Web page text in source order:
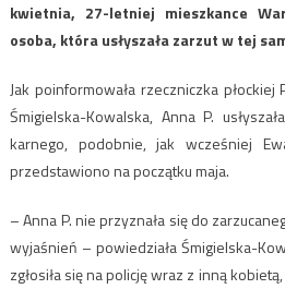
kwietnia, 27-letniej mieszkance
osoba, która usłyszała zarzut w tej
Jak poinformowała rzeczniczka
Śmigielska-Kowalska, Anna P.
karnego, podobnie, jak wcześniej
przedstawiono na początku maja.
– Anna P. nie przyznała się do
wyjaśnień – powiedziała Śmigielska-
zgłosiła się na policję wraz z inną